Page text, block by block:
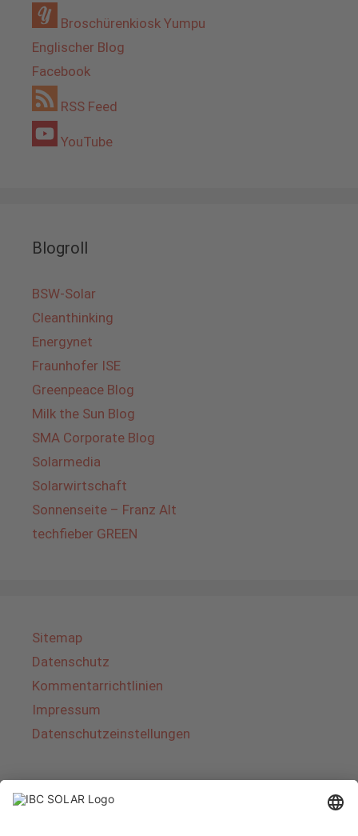
Broschürenkiosk Yumpu
Englischer Blog
Facebook
RSS Feed
YouTube
Blogroll
BSW-Solar
Cleanthinking
Energynet
Fraunhofer ISE
Greenpeace Blog
Milk the Sun Blog
SMA Corporate Blog
Solarmedia
Solarwirtschaft
Sonnenseite – Franz Alt
techfieber GREEN
Sitemap
Datenschutz
Kommentarrichtlinien
Impressum
Datenschutzeinstellungen
Über IBC SOLAR